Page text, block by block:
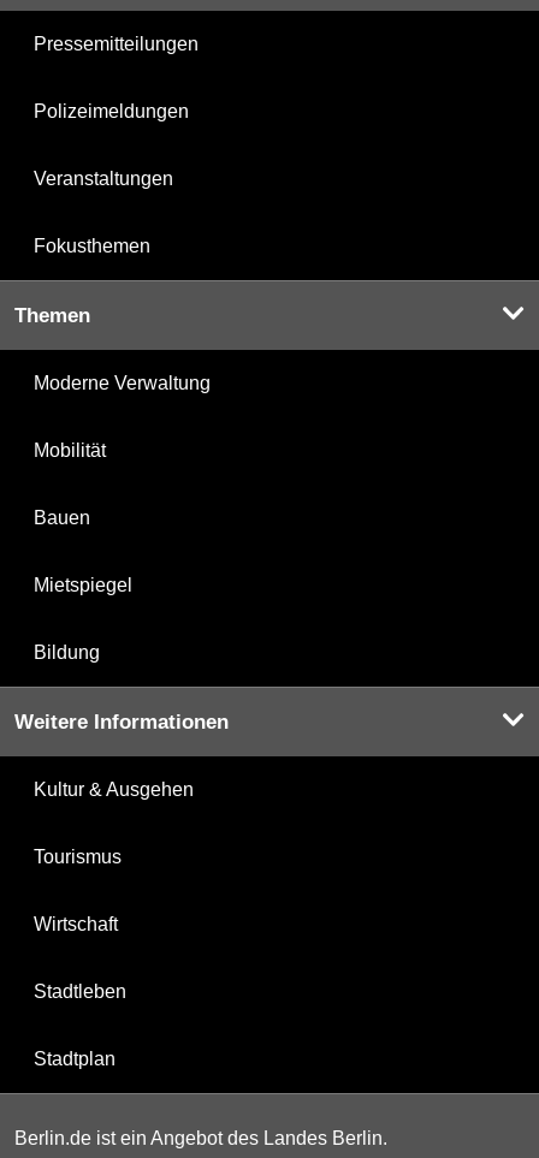
Pressemitteilungen
Polizeimeldungen
Veranstaltungen
Fokusthemen
Themen
Moderne Verwaltung
Mobilität
Bauen
Mietspiegel
Bildung
Weitere Informationen
Kultur & Ausgehen
Tourismus
Wirtschaft
Stadtleben
Stadtplan
Berlin.de ist ein Angebot des Landes Berlin.